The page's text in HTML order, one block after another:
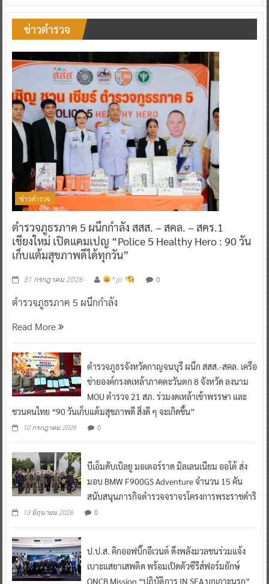
ข่าวตำรวจ
ข่าวตำรวจ
ตำรวจภูธรภาค 5 ผนึกกำลัง สสส. – สคล. – สคร.1
เชียงใหม่ เปิดแคมเปญ “Police 5 Healthy Hero : 90 วัน
เก็บแต้มสุขภาพดีได้ทุกวัน”
31 กรกฎาคม 2026 ^ jo ^ 0
ตำรวจภูธรภาค 5 ผนึกกำลัง
Read More
ตำรวจภูธรจังหวัดกาญจนบุรี ผนึก สสส.-สคล. เครือ
ข่ายองค์กรงดเหล้าภาคตะวันตก 8 จังหวัด ลงนาม
MOU ตำรวจ 21 สภ. ร่วมงดเหล้าเข้าพรรษา และ
ชวนคนไทย “90 วันเก็บแต้มสุขภาพดี สิ่งดี ๆ จะเกิดขึ้น”
10 กรกฎาคม 2026 0
บีเอ็มดับเบิลยู มอเตอร์ราด มิลเลนเนียม ออโต้ ส่ง
มอบ BMW F900GS Adventure จำนวน 15 คัน
สนับสนุนภารกิจตำรวจจราจรโครงการพระราชดำริ
13 มิถุนายน 2026 0
ป.ป.ส. คิกออฟบิ๊กอีเวนต์ ดึงพลังมวลชนร่วมแจ้ง
เบาะแสยาเสพติด พร้อมเปิดตัวซีรีส์ฟอร์มยักษ์
ONCB Mission “ปฏิบัติการ IN SEA บุกเกาะนรก”